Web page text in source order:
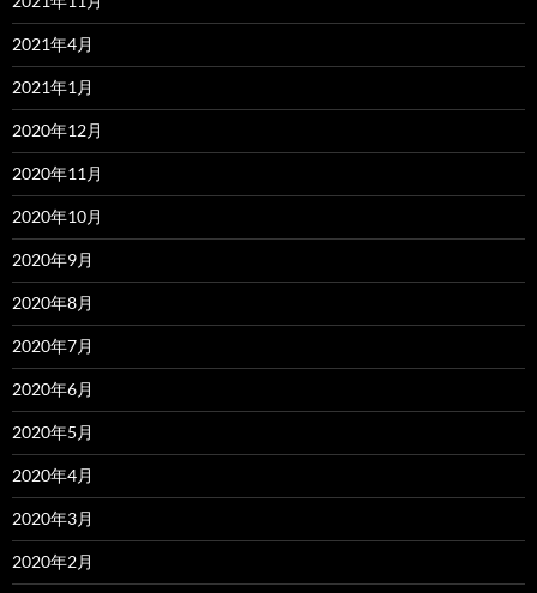
2021年4月
2021年1月
2020年12月
2020年11月
2020年10月
2020年9月
2020年8月
2020年7月
2020年6月
2020年5月
2020年4月
2020年3月
2020年2月